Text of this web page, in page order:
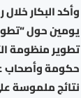
وأكد البكار
يومين حول
تطوير منظومة
حكومة وأصحاب
نتائج ملموسة